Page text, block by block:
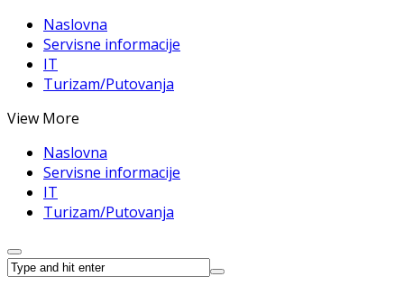
Naslovna
Servisne informacije
IT
Turizam/Putovanja
View More
Naslovna
Servisne informacije
IT
Turizam/Putovanja